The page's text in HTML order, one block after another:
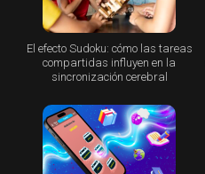
El efecto Sudoku: cómo las tareas
compartidas influyen en la
sincronización cerebral